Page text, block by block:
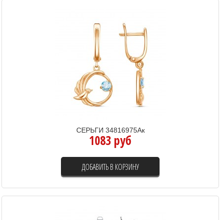
СЕРЬГИ 34816975Ак
1083 руб
ДОБАВИТЬ В КОРЗИНУ